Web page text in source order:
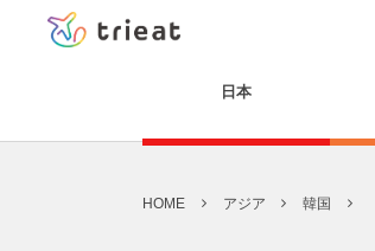
日本
HOME アジア 韓国